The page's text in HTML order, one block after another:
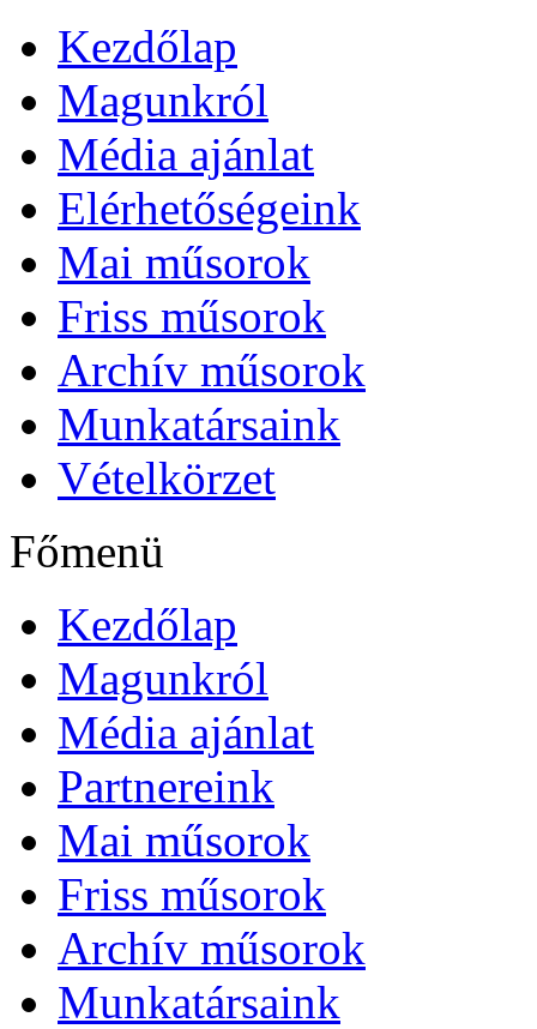
Kezdőlap
Magunkról
Média ajánlat
Elérhetőségeink
Mai műsorok
Friss műsorok
Archív műsorok
Munkatársaink
Vételkörzet
Főmenü
Kezdőlap
Magunkról
Média ajánlat
Partnereink
Mai műsorok
Friss műsorok
Archív műsorok
Munkatársaink